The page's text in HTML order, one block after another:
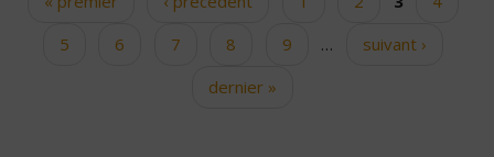
Pages
5
6 7 8 9 …
suivant ›
dernier »